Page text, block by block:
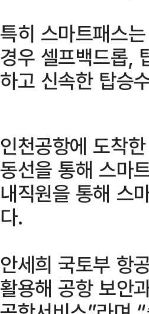
특히 스마트패스
경우 셀프백드롭,
하고 신속한 탑승
인천공항에 도착
동선을 통해 스마
내직원을 통해 스
다.
안세희 국토부 항
활용해 공항 보안